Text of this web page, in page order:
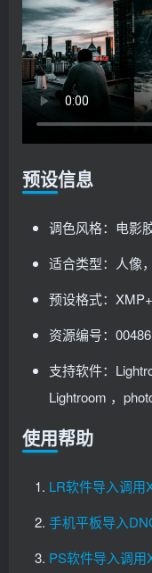
预设信息
调色风格：电影
适合类型：人像
预设格式：
资源编号：00486
支持软件：
Lightroom ，
使用帮助
LR软件导入调用
手机平板导入
PS软件导入调用